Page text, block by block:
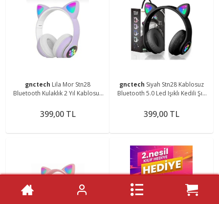
gnctech Lila Mor Stn28
Bluetooth Kulaklık 2 Yıl Kablosuz
Kedili Şık
399,00 TL
gnctech Siyah Stn28 Kablosuz
Bluetooth 5.0 Led Işıklı Kedili Şık
399,00 TL